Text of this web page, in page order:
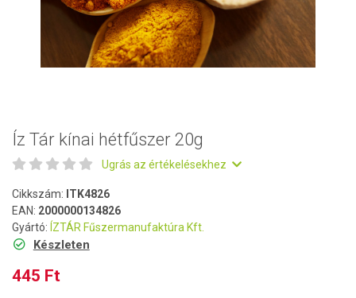
Íz Tár kínai hétfűszer 20g
Ugrás az értékelésekhez
Cikkszám: ITK4826
EAN: 2000000134826
Gyártó: ÍZTÁR Fűszermanufaktúra Kft.
Készleten
445 Ft